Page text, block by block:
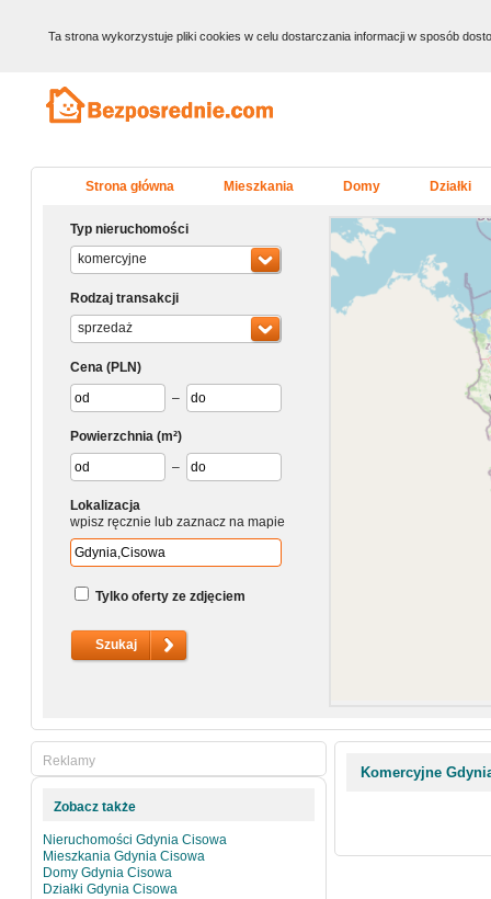
Ta strona wykorzystuje pliki cookies w celu dostarczania informacji w sposób
Strona główna Mieszkania Domy Działki
Typ nieruchomości
komercyjne
Rodzaj transakcji
sprzedaż
Cena (PLN)
–
Powierzchnia (m²)
–
Lokalizacja
wpisz ręcznie lub zaznacz na mapie
Tylko oferty ze zdjęciem
Komercyjne
Reklamy
Zobacz także
Nieruchomości Gdynia Cisowa
Mieszkania Gdynia Cisowa
Domy Gdynia Cisowa
Działki Gdynia Cisowa